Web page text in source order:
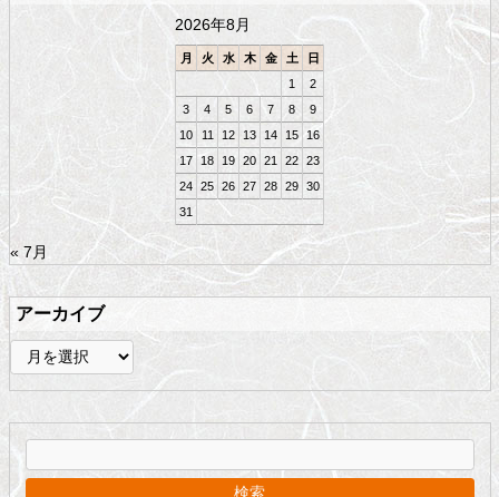
2026年8月
月 火 水 木 金 土
日
1
2
3
4 5 6 7 8
9
10
11 12 13 14 15
16
17
18 19 20 21 22 23
24 25 26 27 28 29 30
31
« 7月
アーカイブ
ア
ー
カ
イ
ブ